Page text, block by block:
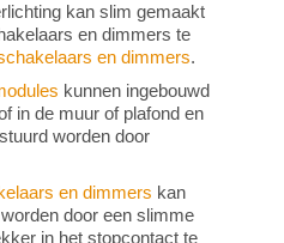
kan slim gemaakt
en dimmers te
en dimmers.
kunnen ingebouwd
in de muur of plafond en
worden door
en dimmers kan
door een slimme
in het stopcontact te